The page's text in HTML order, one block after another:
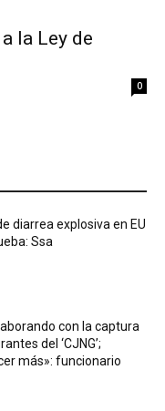
la Ley de
0
diarrea explosiva en EU
Ssa
con la captura
del ‘CJNG’;
más»: funcionario